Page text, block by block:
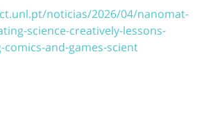
noticias/2026/04/nanomat-
science-creatively-lessons-
and-games-scient